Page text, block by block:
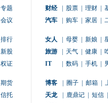
专题
会议
排行
新股
权证
期货
信托
财经
股票 理财
汽车
购车 家居
女人 母婴 新娘
旅游
天气 健康
IT
数码 手机
博客 圈子 邮箱
天龙
鹿鼎记 短信